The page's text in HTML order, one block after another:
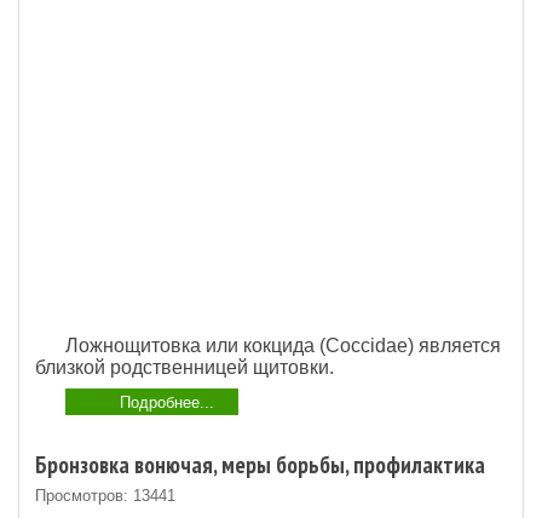
Ложнощитовка или кокцида (Coccidae) является
близкой родственницей щитовки.
Подробнее...
Бронзовка вонючая, меры борьбы, профилактика
Просмотров: 13441